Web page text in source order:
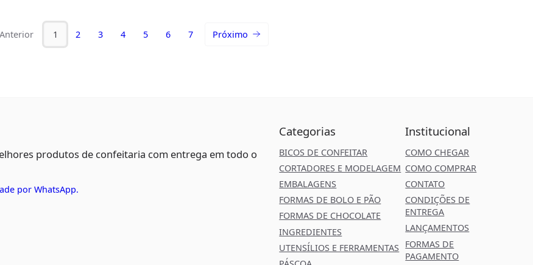
Anterior 1 2 3 4 5 6 7 Próximo
produtos de confeitaria com entrega em todo o
por WhatsApp.
Categorias
BICOS DE CONFEITAR
CORTADORES E MODELAGEM
EMBALAGENS
FORMAS DE BOLO E PÃO
FORMAS DE CHOCOLATE
INGREDIENTES
UTENSÍLIOS E FERRAMENTAS
Institucional
COMO CHEGAR
COMO COMPRAR
CONTATO
CONDIÇÕES DE
ENTREGA
LANÇAMENTOS
FORMAS DE
PAGAMENTO